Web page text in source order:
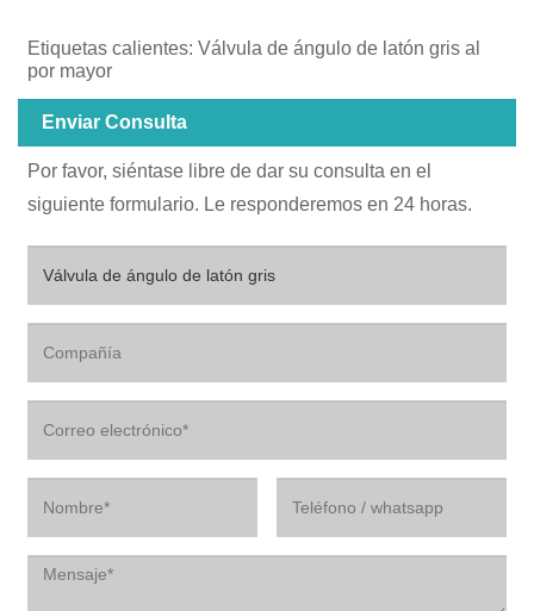
Etiquetas calientes: Válvula de ángulo de latón gris al
por mayor
Enviar Consulta
Por favor, siéntase libre de dar su consulta en el
siguiente formulario. Le responderemos en 24 horas.